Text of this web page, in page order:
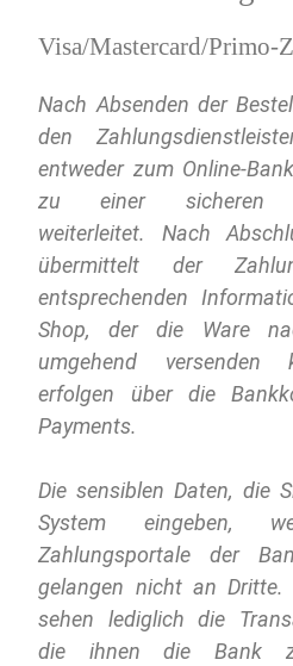
Visa/Mastercard/Primo-
Nach Absenden der
den
entweder zum Online-
zu einer sicheren
weiterleitet. Nach
übermittelt der
entsprechenden
Shop, der die Ware
umgehend versenden
erfolgen über die
Payments.
Die sensiblen Daten, die
System eingeben,
Zahlungsportale der
gelangen nicht an Dritte.
sehen lediglich die
die ihnen die Bank